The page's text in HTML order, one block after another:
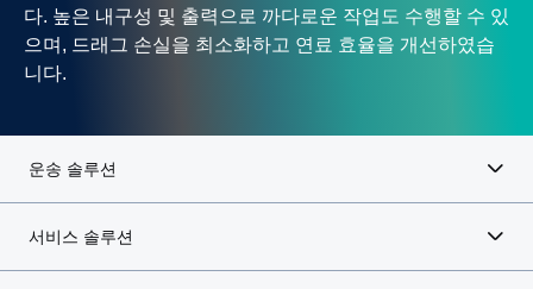
다. 높은 내구성 및 출력으로 까다로운 작업도 수행할 수 있
으며, 드래그 손실을 최소화하고 연료 효율을 개선하였습
니다.
운송 솔루션
서비스 솔루션